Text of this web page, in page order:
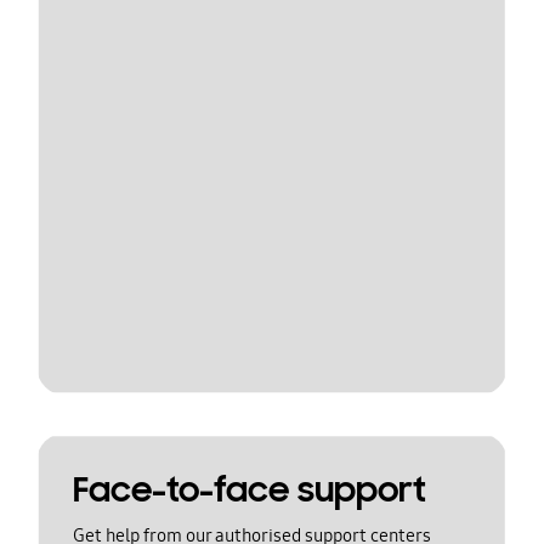
Face-to-face support
Get help from our authorised support centers